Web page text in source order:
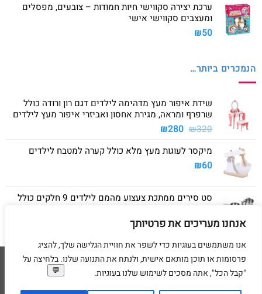
אנחנו מעריכים את פרטיותך
אנו משתמשים בעוגיות כדי לשפר את חוויית הגלישה שלך, להציג
פרסומות או תוכן מותאם אישית, ולנתח את התנועה שלנו. בלחיצה על
"קבל הכל", אתה מסכים לשימוש שלנו בעוגיות.
ערכת יצירה סקווישי חיות חמודות – צובעים, מפסלים
ומעצבים סקווישי אישי
₪50
הנמכרים ביותר…
שידת איפור מעץ מדהימה לילדים דגם רון ורודה כולל
שרפרף ומראה, מגירת אחסון ואביזרי איפור מעץ לילדים
₪320
המחיר
היה:
₪280 המחיר
הוא:
מיקסר לעוגות מעץ מלא כולל קערה למטבח לילדים
₪60
סט סירים ממתכת צעצוע מהמם לילדים 9 חלקים כולל
₪40
Visa
MasterCard
American
Express
Visa
דף הבית מדיניות משלוחים מדיניות החזרת מוצרים תקנון מדיניות פרטיות